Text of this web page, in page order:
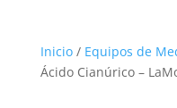
Inicio/ Equipos de
Ácido Cianúrico –